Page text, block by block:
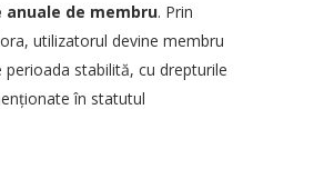
anuale de membru. Prin
utilizatorul devine membru
perioada stabilită, cu drepturile
în statutul